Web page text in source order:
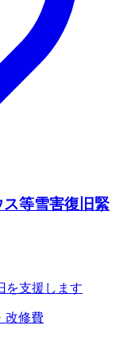
等雪害復旧緊
を支援します
改修費